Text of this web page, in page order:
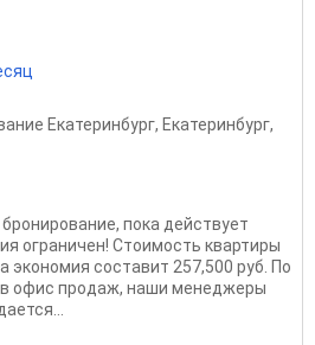
Екатеринбург, Екатеринбург,
пока действует
ограничен! Стоимость квартиры
экономия составит 257,500 руб. По
офис продаж, наши менеджеры